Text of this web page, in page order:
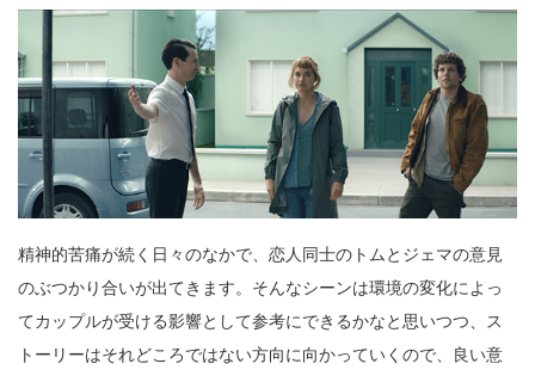
精神的苦痛が続く日々のなかで、恋人同士のトムとジェマの意見
のぶつかり合いが出てきます。そんなシーンは環境の変化によっ
てカップルが受ける影響として参考にできるかなと思いつつ、ス
トーリーはそれどころではない方向に向かっていくので、良い意